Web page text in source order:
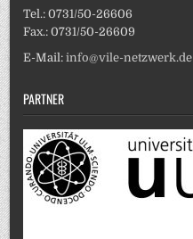
Tel.: 0731/50-26606
Fax.: 0731/50-26609
E-Mail:info@vile-netzwerk.de
PARTNER